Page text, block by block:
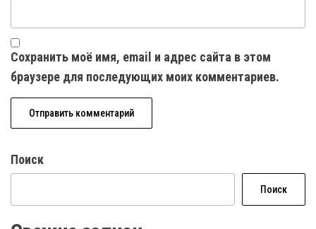
Сохранить моё имя, email и адрес сайта в этом
браузере для последующих моих комментариев.
Поиск
Поиск